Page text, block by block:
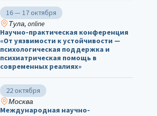
16 — 17 октября
Тула, online
Научно-практическая конференция
«От уязвимости к устойчивости —
психологическая поддержка и
психиатрическая помощь в
современных реалиях»
22 октября
Москва
Международная научно-